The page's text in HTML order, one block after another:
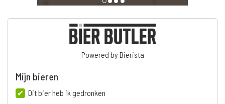
Powered by Bierista
Mijn bieren
Dit bier heb ik gedronken